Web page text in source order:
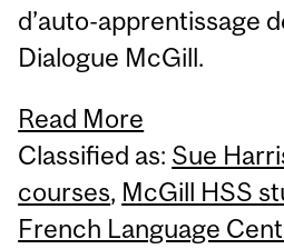
d’auto-apprentissage
Dialogue McGill.
Read More
Classified as: Sue
courses, McGill HSS
French Language